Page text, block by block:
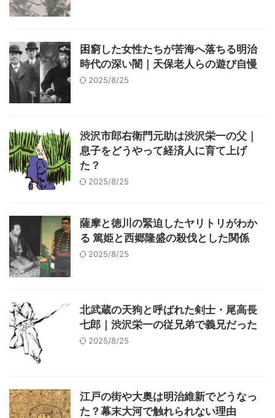
困窮した女性たちが苦海へ落ちる明治
時代の深い闇｜天保老人らの遊び自慢
2025/8/25
渋沢市郎右衛門元助は渋沢栄一の父｜
息子をどうやって経済人に育て上げ
た？
2025/8/25
薩摩と徳川の緊迫したヤリトリがわか
る 篤姫と西郷隆盛の殺伐とした関係
2025/8/25
北武蔵の天狗と呼ばれた剣士・尾高長
七郎｜渋沢栄一の従兄弟で義兄だった
2025/8/25
江戸の街や大奥は明治維新でどうなっ
た？幕末大河で触れられない理由